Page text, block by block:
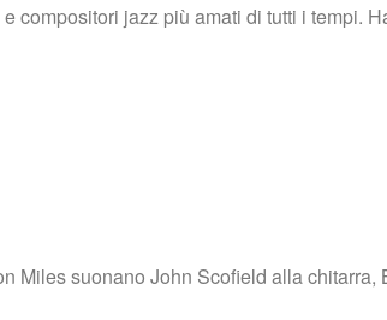
jazz più amati di tutti i tempi.
Miles suonano John Scofield alla